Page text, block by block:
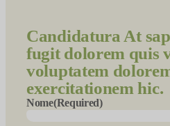
Candidatura At
fugit dolorem quis
voluptatem
exercitationem hic.
Nome(Required)